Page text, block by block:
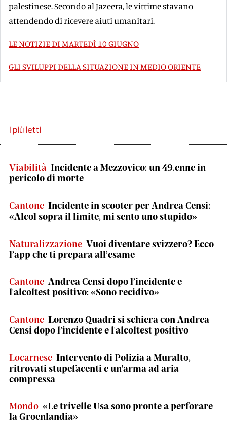
palestinese. Secondo al Jazeera, le vittime stavano
attendendo di ricevere aiuti umanitari.
LE NOTIZIE DI MARTEDÌ 10 GIUGNO
GLI SVILUPPI DELLA SITUAZIONE IN MEDIO ORIENTE
I più letti
Viabilità Incidente a Mezzovico: un 49.enne in
pericolo di morte
Cantone Incidente in scooter per Andrea Censi:
«Alcol sopra il limite, mi sento uno stupido»
Naturalizzazione Vuoi diventare svizzero? Ecco
l’app che ti prepara all’esame
Cantone Andrea Censi dopo l’incidente e
l'alcoltest positivo: «Sono recidivo»
Cantone Lorenzo Quadri si schiera con Andrea
Censi dopo l’incidente e l'alcoltest positivo
Locarnese Intervento di Polizia a Muralto,
ritrovati stupefacenti e un'arma ad aria
compressa
Mondo «Le trivelle Usa sono pronte a perforare
la Groenlandia»